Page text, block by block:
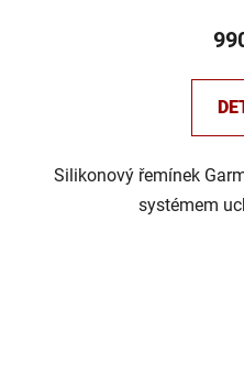
Silikonový řemínek
systémem